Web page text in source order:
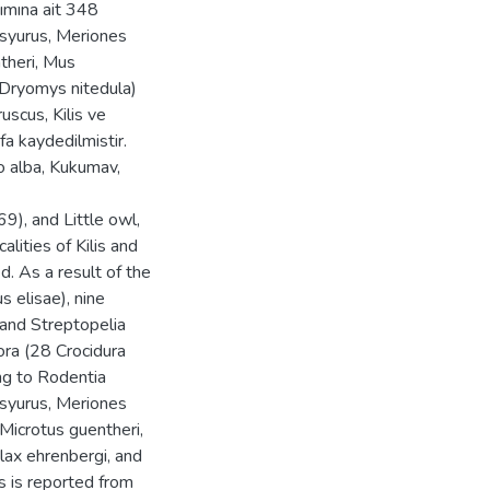
ait 348
Meriones
Mus
nitedula)
Kilis ve
kaydedilmistir.
Kukumav,
and Little owl,
of Kilis and
As a result of the
elisae), nine
Streptopelia
(28 Crocidura
to Rodentia
Meriones
guentheri,
ehrenbergi, and
is reported from